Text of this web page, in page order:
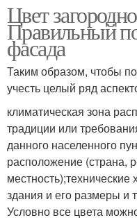
Цвет
Правильный
фасада
Таким образом, чтобы
учесть целый ряд
климатическая зона
традиции или
данного населенного
расположение (страна,
местность);технические
здания и его размеры и
Условно все цвета